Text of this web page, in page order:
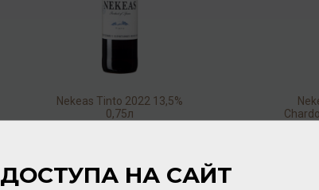
Nekeas Tinto 2022 13,5%
0,75л
НА САЙТ